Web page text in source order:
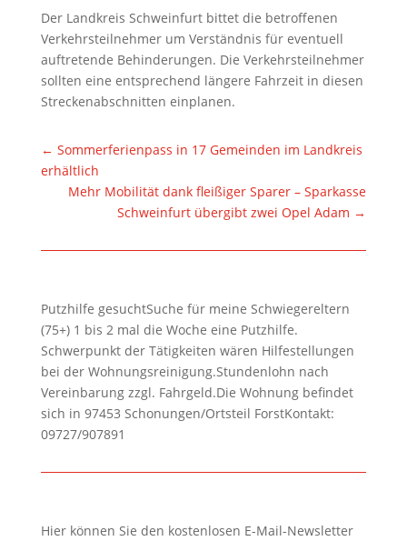
Der Landkreis Schweinfurt bittet die betroffenen
Verkehrsteilnehmer um Verständnis für eventuell
auftretende Behinderungen. Die Verkehrsteilnehmer
sollten eine entsprechend längere Fahrzeit in diesen
Streckenabschnitten einplanen.
← Sommerferienpass in 17 Gemeinden im Landkreis
erhältlich
Mehr Mobilität dank fleißiger Sparer – Sparkasse
Schweinfurt übergibt zwei Opel Adam →
Putzhilfe gesuchtSuche für meine Schwiegereltern
(75+) 1 bis 2 mal die Woche eine Putzhilfe.
Schwerpunkt der Tätigkeiten wären Hilfestellungen
bei der Wohnungsreinigung.Stundenlohn nach
Vereinbarung zzgl. Fahrgeld.Die Wohnung befindet
sich in 97453 Schonungen/Ortsteil ForstKontakt:
09727/907891
Hier können Sie den kostenlosen E-Mail-Newsletter